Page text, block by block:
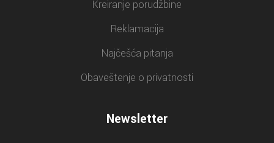
Kreiranje porudžbine
Reklamacija
Najčešća pitanja
Obaveštenje o privatnosti
Newsletter